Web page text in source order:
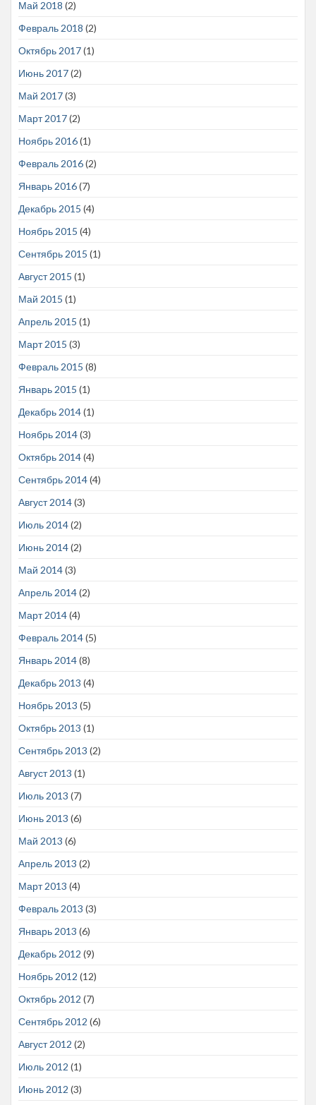
Май 2018 (2)
Февраль 2018 (2)
Октябрь 2017(1)
Июнь 2017(2)
Май 2017(3)
Март 2017(2)
Ноябрь 2016(1)
Февраль 2016(2)
Январь 2016(7)
Декабрь 2015 (4)
Ноябрь 2015 (4)
Сентябрь 2015 (1)
Август 2015 (1)
Май 2015 (1)
Апрель 2015 (1)
Март 2015 (3)
Февраль 2015 (8)
Январь 2015 (1)
Декабрь 2014(1)
Ноябрь 2014(3)
Октябрь 2014(4)
Сентябрь 2014(4)
Август 2014(3)
Июль 2014(2)
Июнь 2014(2)
Май 2014(3)
Апрель 2014(2)
Март 2014(4)
Февраль 2014(5)
Январь 2014(8)
Декабрь 2013 (4)
Ноябрь 2013 (5)
Октябрь 2013 (1)
Сентябрь 2013 (2)
Август 2013 (1)
Июль 2013 (7)
Июнь 2013 (6)
Май 2013 (6)
Апрель 2013 (2)
Март 2013 (4)
Февраль 2013 (3)
Январь 2013 (6)
Декабрь 2012 (9)
Ноябрь 2012 (12)
Октябрь 2012 (7)
Сентябрь 2012 (6)
Август 2012 (2)
Июль 2012 (1)
Июнь 2012 (3)